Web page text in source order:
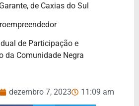
de Caxias do Sul
de Participação e
da Comunidade Negra
dezembro 7, 2023 11:09 am